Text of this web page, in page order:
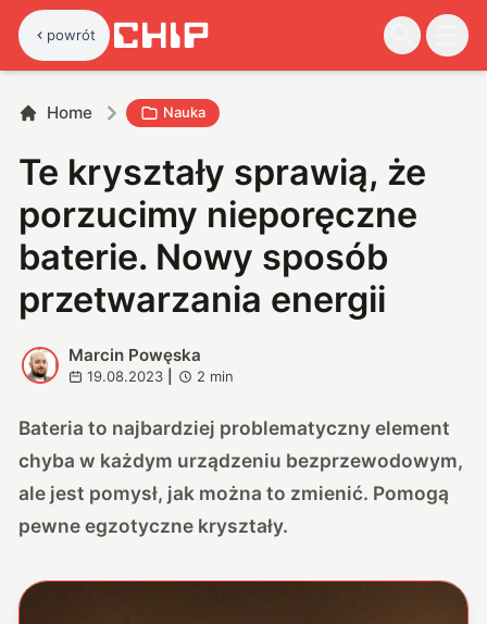
powrót
Home Nauka
Te kryształy sprawią, że
porzucimy nieporęczne
baterie. Nowy sposób
przetwarzania energii
M
Marcin Powęska
19.08.2023 2 min
Bateria to najbardziej problematyczny element
chyba w każdym urządzeniu bezprzewodowym,
ale jest pomysł, jak można to zmienić. Pomogą
pewne egzotyczne kryształy.